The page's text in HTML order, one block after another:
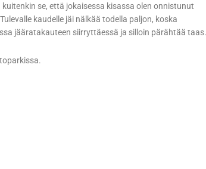
se, että jokaisessa kisassa olen onnistunut
kaudelle jäi nälkää todella paljon, koska
jääratakauteen siirryttäessä ja silloin pärähtää taas.